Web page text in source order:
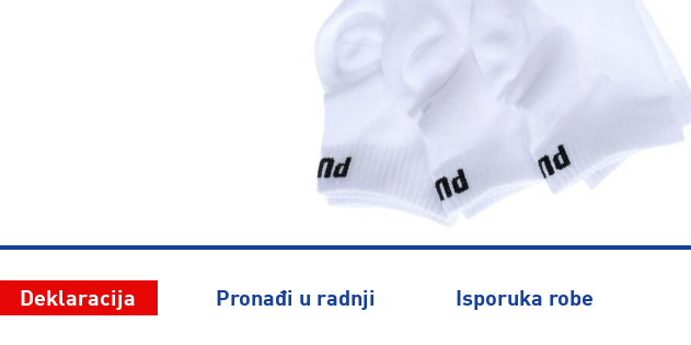
Deklaracija Pronađi u radnji Isporuka robe